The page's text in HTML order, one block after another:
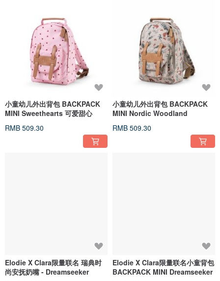
小童幼儿外出背包 BACKPACK
MINI Sweethearts 可爱甜心
RMB 509.30
小童幼儿外出背包 BACKPACK
MINI Nordic Woodland
RMB 509.30
Elodie X Clara限量联名 瑞典时
尚安抚奶嘴 - Dreamseeker
Elodie X Clara限量联名小童背包
BACKPACK MINI Dreamseeker